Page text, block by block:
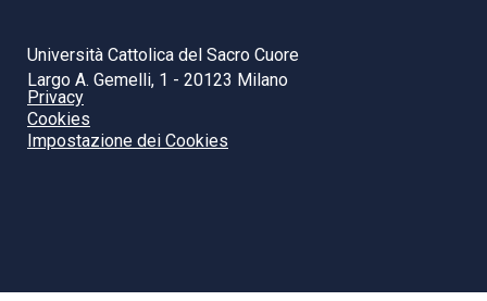
Università Cattolica del Sacro Cuore
Largo A. Gemelli, 1 - 20123 Milano
Privacy
Cookies
Impostazione dei Cookies